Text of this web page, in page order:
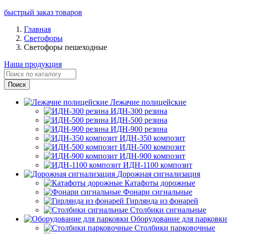
быстрый заказ товаров
Главная
Светофоры
Светофоры пешеходные
Наша продукция
Лежачие полицейские
ИДН-300 резина
ИДН-500 резина
ИДН-900 резина
ИДН-350 композит
ИДН-500 композит
ИДН-900 композит
ИДН-1100 композит
Дорожная сигнализация
Катафоты дорожные
Фонари сигнальные
Гирлянда из фонарей
Столбики сигнальные
Оборудование для парковки
Столбики парковочные